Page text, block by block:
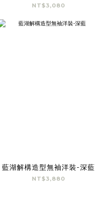
NT$3,080
藍湖解構造型無袖洋裝-深藍
NT$3,880